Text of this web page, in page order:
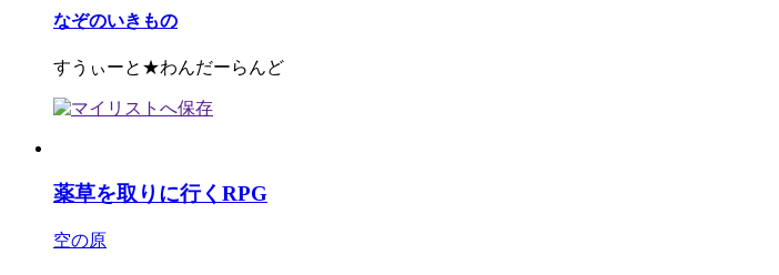
なぞのいきもの
すうぃーと★わんだーらんど
薬草を取りに行くRPG
空の原